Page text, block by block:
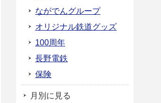
ながでんグループ
オリジナル鉄道グッズ
100周年
長野電鉄
保険
月別に見る